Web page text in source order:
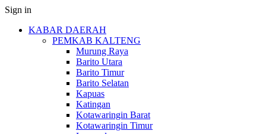
Sign in
KABAR DAERAH
PEMKAB KALTENG
Murung Raya
Barito Utara
Barito Timur
Barito Selatan
Kapuas
Katingan
Kotawaringin Barat
Kotawaringin Timur